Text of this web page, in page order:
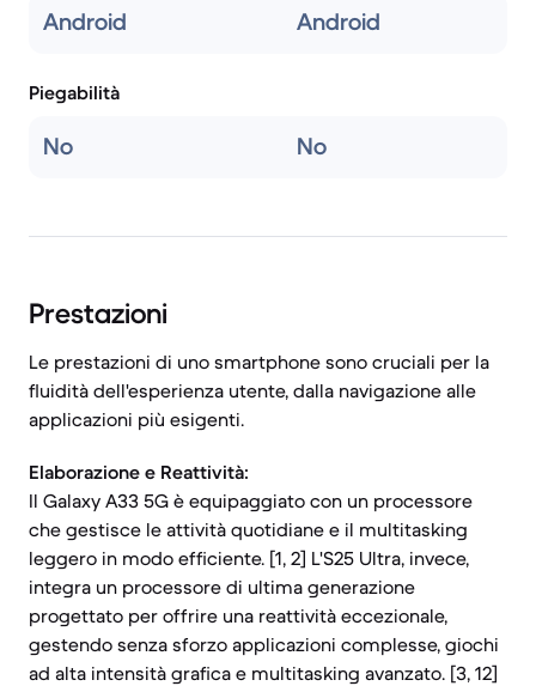
Android Android
Piegabilità
No No
Prestazioni
Le prestazioni di uno smartphone sono cruciali per la
fluidità dell'esperienza utente, dalla navigazione alle
applicazioni più esigenti.
Elaborazione e Reattività:
Il Galaxy A33 5G è equipaggiato con un processore
che gestisce le attività quotidiane e il multitasking
leggero in modo efficiente. [1, 2] L'S25 Ultra, invece,
integra un processore di ultima generazione
progettato per offrire una reattività eccezionale,
gestendo senza sforzo applicazioni complesse, giochi
ad alta intensità grafica e multitasking avanzato. [3, 12]